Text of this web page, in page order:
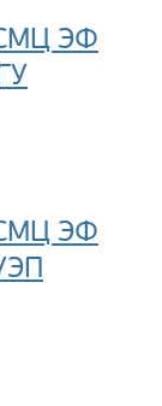
ЭФ
ЭФ